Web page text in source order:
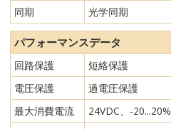
同期
光学同期
パフォーマンスデータ
回路保護
短絡保護
電圧保護
過電圧保護
最大消費電流
24VDC、-20...20%